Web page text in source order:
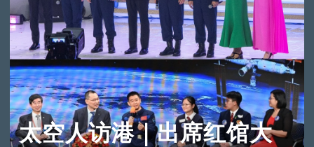
太空人访港｜出席红馆大